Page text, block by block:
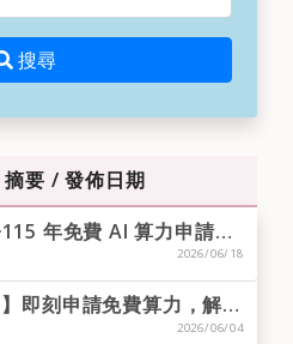
搜尋
搜尋
要 / 發佈日期
「數產署115 年免費 AI 算力申請」隨送批次審🚀 模型推論類第三梯次8/10截止💥
2026/06/18
【AI算力】即刻申請免費算力，解鎖企業創新新高度！第一梯次 6/30 截止！
2026/06/04